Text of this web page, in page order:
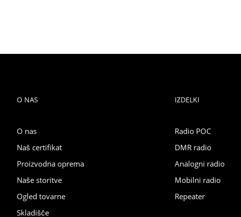
O NAS
O nas
Naš certifikat
Proizvodna oprema
Naše storitve
Ogled tovarne
Skladišče
IZDELKI
Radio POC
DMR radio
Analogni radio
Mobilni radio
Repeater